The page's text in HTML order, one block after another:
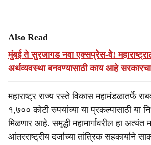
Also Read
मुंबई ते सुरजागड नवा एक्सप्रेस-वे!
अर्थव्यवस्था बनवण्यासाठी काय आहे
महाराष्ट्र राज्य रस्ते विकास महामंडळातर्फे
१,७०० कोटी रुपयांच्या या प्रकल्पासाठी या
मिळणार आहे. समृद्धी महामार्गावरील हा अत्यंत
आंतरराष्ट्रीय दर्जाच्या तांत्रिक सहकार्याने